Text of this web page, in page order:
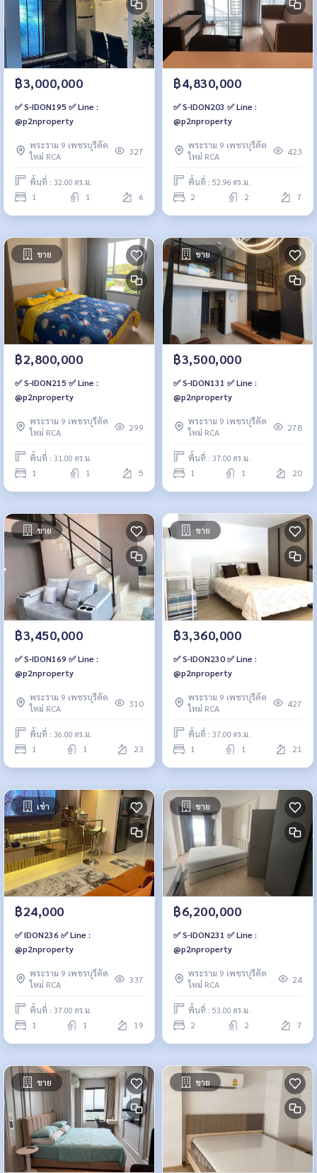
฿3,000,000
✅ S-IDON195 ✅ Line :
@p2nproperty
พระราม 9 เพชรบุรีตัด
ใหม่ RCA
327
พื้นที่ : 32.00 ตร.ม.
1 1 6
฿4,830,000
✅ S-IDON203 ✅ Line :
@p2nproperty
พระราม 9 เพชรบุรีตัด
ใหม่ RCA
423
พื้นที่ : 52.96 ตร.ม.
2 2 7
ขาย
฿2,800,000
✅ S-IDON215 ✅ Line :
@p2nproperty
พระราม 9 เพชรบุรีตัด
ใหม่ RCA
299
พื้นที่ : 31.00 ตร.ม.
1 1 5
ขาย
฿3,500,000
✅ S-IDON131 ✅ Line :
@p2nproperty
พระราม 9 เพชรบุรีตัด
ใหม่ RCA
278
พื้นที่ : 37.00 ตร.ม.
1 1 20
ขาย
฿3,450,000
✅ S-IDON169 ✅ Line :
@p2nproperty
พระราม 9 เพชรบุรีตัด
ใหม่ RCA
310
พื้นที่ : 36.00 ตร.ม.
1 1 23
ขาย
฿3,360,000
✅ S-IDON230 ✅ Line :
@p2nproperty
พระราม 9 เพชรบุรีตัด
ใหม่ RCA
427
พื้นที่ : 37.00 ตร.ม.
1 1 21
เช่า
฿24,000
✅ IDON236 ✅ Line :
@p2nproperty
พระราม 9 เพชรบุรีตัด
ใหม่ RCA
337
พื้นที่ : 37.00 ตร.ม.
1 1 19
ขาย
฿6,200,000
✅ S-IDON231 ✅ Line :
@p2nproperty
พระราม 9 เพชรบุรีตัด
ใหม่ RCA
24
พื้นที่ : 53.00 ตร.ม.
2 2 7
ขาย ขาย